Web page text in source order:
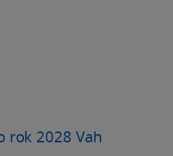
rok 2028 Vah